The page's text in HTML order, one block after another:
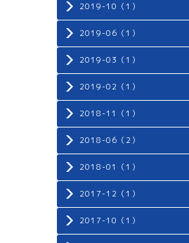
2019-10（1）
2019-06（1）
2019-03（1）
2019-02（1）
2018-11（1）
2018-06（2）
2018-01（1）
2017-12（1）
2017-10（1）